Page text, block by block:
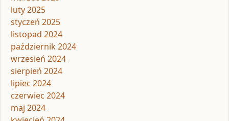
luty 2025
styczeń 2025
listopad 2024
październik 2024
wrzesień 2024
sierpień 2024
lipiec 2024
czerwiec 2024
maj 2024